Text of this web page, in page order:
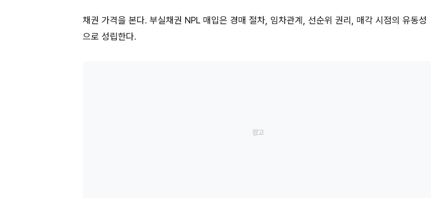
채권 가격을 본다. 부실채권 NPL 매입은 경매 절차, 임차관계, 선순위 권리, 매각 시점의 유동성
으로 성립한다.